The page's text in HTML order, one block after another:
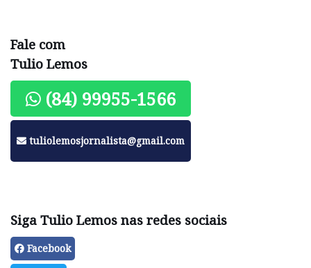
Fale com
Tulio Lemos
(84) 99955-1566
tuliolemosjornalista@gmail.com
Siga Tulio Lemos nas redes sociais
Facebook